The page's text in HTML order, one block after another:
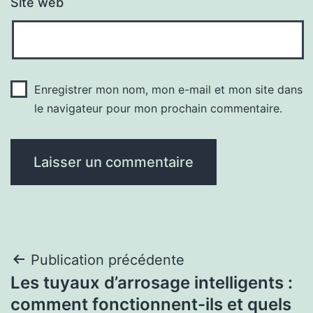
Enregistrer mon nom, mon e-mail et mon site dans
le navigateur pour mon prochain commentaire.
Navigation
de
Publication précédente
Les tuyaux d’arrosage intelligents :
comment fonctionnent-ils et quels